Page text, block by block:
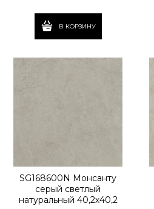
В КОРЗИНУ
SG168600N Монсанту
серый светлый
натуральный 40,2х40,2